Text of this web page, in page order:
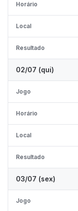
Horário
Local
Resultado
02/07 (qui)
Jogo
Horário
Local
Resultado
03/07 (sex)
Jogo